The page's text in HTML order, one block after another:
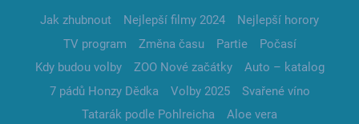
Jak zhubnout Nejlepší filmy 2024
Nejlepší horory
TV program
Změna času Partie
Počasí
Kdy budou volby
ZOO Nové začátky
Auto – katalog
7 pádů Honzy Dědka
Volby 2025
Svařené víno
Tatarák podle Pohlreicha
Aloe vera